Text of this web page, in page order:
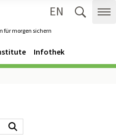
für morgen sichern
EN
Infothek